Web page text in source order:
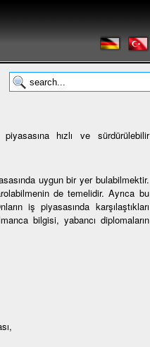
hızlı ve sürdürülebilir
uygun bir yer bulabilmektir.
de temelidir. Ayrıca bu
iş piyasasında karşılaştıkları
bilgisi, yabancı diplomaların